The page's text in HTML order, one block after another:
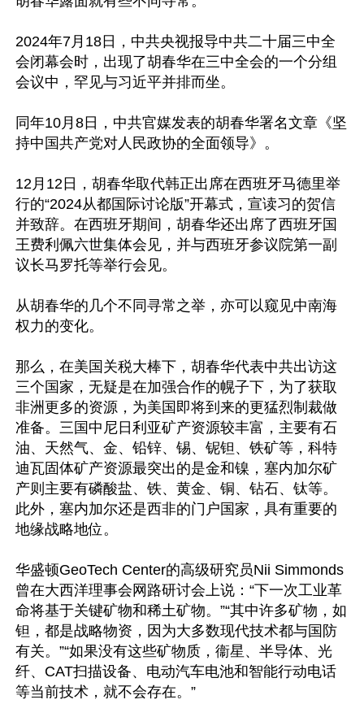
2024年7月18日，中共央视报导中共二十届三中全
会闭幕会时，出现了胡春华在三中全会的一个分组
会议中，罕见与习近平并排而坐。
同年10月8日，中共官媒发表的胡春华署名文章《坚
持中国共产党对人民政协的全面领导》。
12月12日，胡春华取代韩正出席在西班牙马德里举
行的“2024从都国际讨论版”开幕式，宣读习的贺信
并致辞。在西班牙期间，胡春华还出席了西班牙国
王费利佩六世集体会见，并与西班牙参议院第一副
议长马罗托等举行会见。
从胡春华的几个不同寻常之举，亦可以窥见中南海
权力的变化。
那么，在美国关税大棒下，胡春华代表中共出访这
三个国家，无疑是在加强合作的幌子下，为了获取
非洲更多的资源，为美国即将到来的更猛烈制裁做
准备。三国中尼日利亚矿产资源较丰富，主要有石
油、天然气、金、铅锌、锡、铌钽、铁矿等，科特
迪瓦固体矿产资源最突出的是金和镍，塞内加尔矿
产则主要有磷酸盐、铁、黄金、铜、钻石、钛等。
此外，塞内加尔还是西非的门户国家，具有重要的
地缘战略地位。
华盛顿GeoTech Center的高级研究员Nii Simmonds
曾在大西洋理事会网路研讨会上说：“下一次工业革
命将基于关键矿物和稀土矿物。”“其中许多矿物，如
钽，都是战略物资，因为大多数现代技术都与国防
有关。”“如果没有这些矿物质，衞星、半导体、光
纤、CAT扫描设备、电动汽车电池和智能行动电话
等当前技术，就不会存在。”